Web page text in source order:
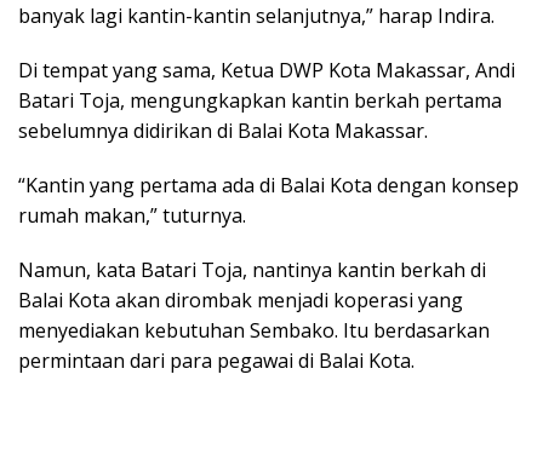
banyak lagi kantin-kantin selanjutnya,” harap Indira.
Di tempat yang sama, Ketua DWP Kota Makassar, Andi
Batari Toja, mengungkapkan kantin berkah pertama
sebelumnya didirikan di Balai Kota Makassar.
“Kantin yang pertama ada di Balai Kota dengan konsep
rumah makan,” tuturnya.
Namun, kata Batari Toja, nantinya kantin berkah di
Balai Kota akan dirombak menjadi koperasi yang
menyediakan kebutuhan Sembako. Itu berdasarkan
permintaan dari para pegawai di Balai Kota.